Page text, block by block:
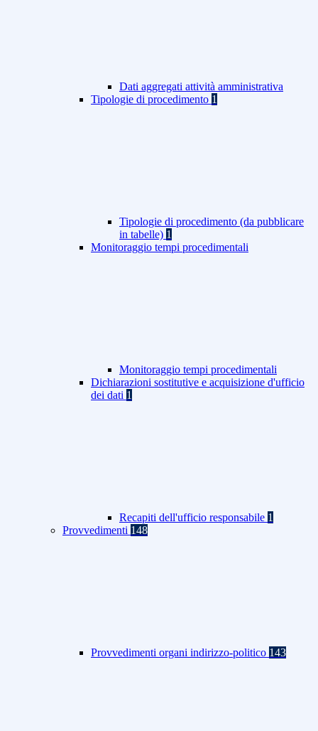
Dati aggregati attività amministrativa
Tipologie di procedimento 1
Tipologie di procedimento (da pubblicare
in tabelle) 1
Monitoraggio tempi procedimentali
Monitoraggio tempi procedimentali
Dichiarazioni sostitutive e acquisizione d'ufficio
dei dati 1
Recapiti dell'ufficio responsabile 1
Provvedimenti 148
Provvedimenti organi indirizzo-politico 143